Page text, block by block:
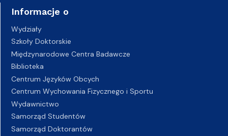
Informacje o
Wydziały
Szkoły Doktorskie
Międzynarodowe Centra Badawcze
Biblioteka
Centrum Języków Obcych
Centrum Wychowania Fizycznego i Sportu
Wydawnictwo
Samorząd Studentów
Samorząd Doktorantów